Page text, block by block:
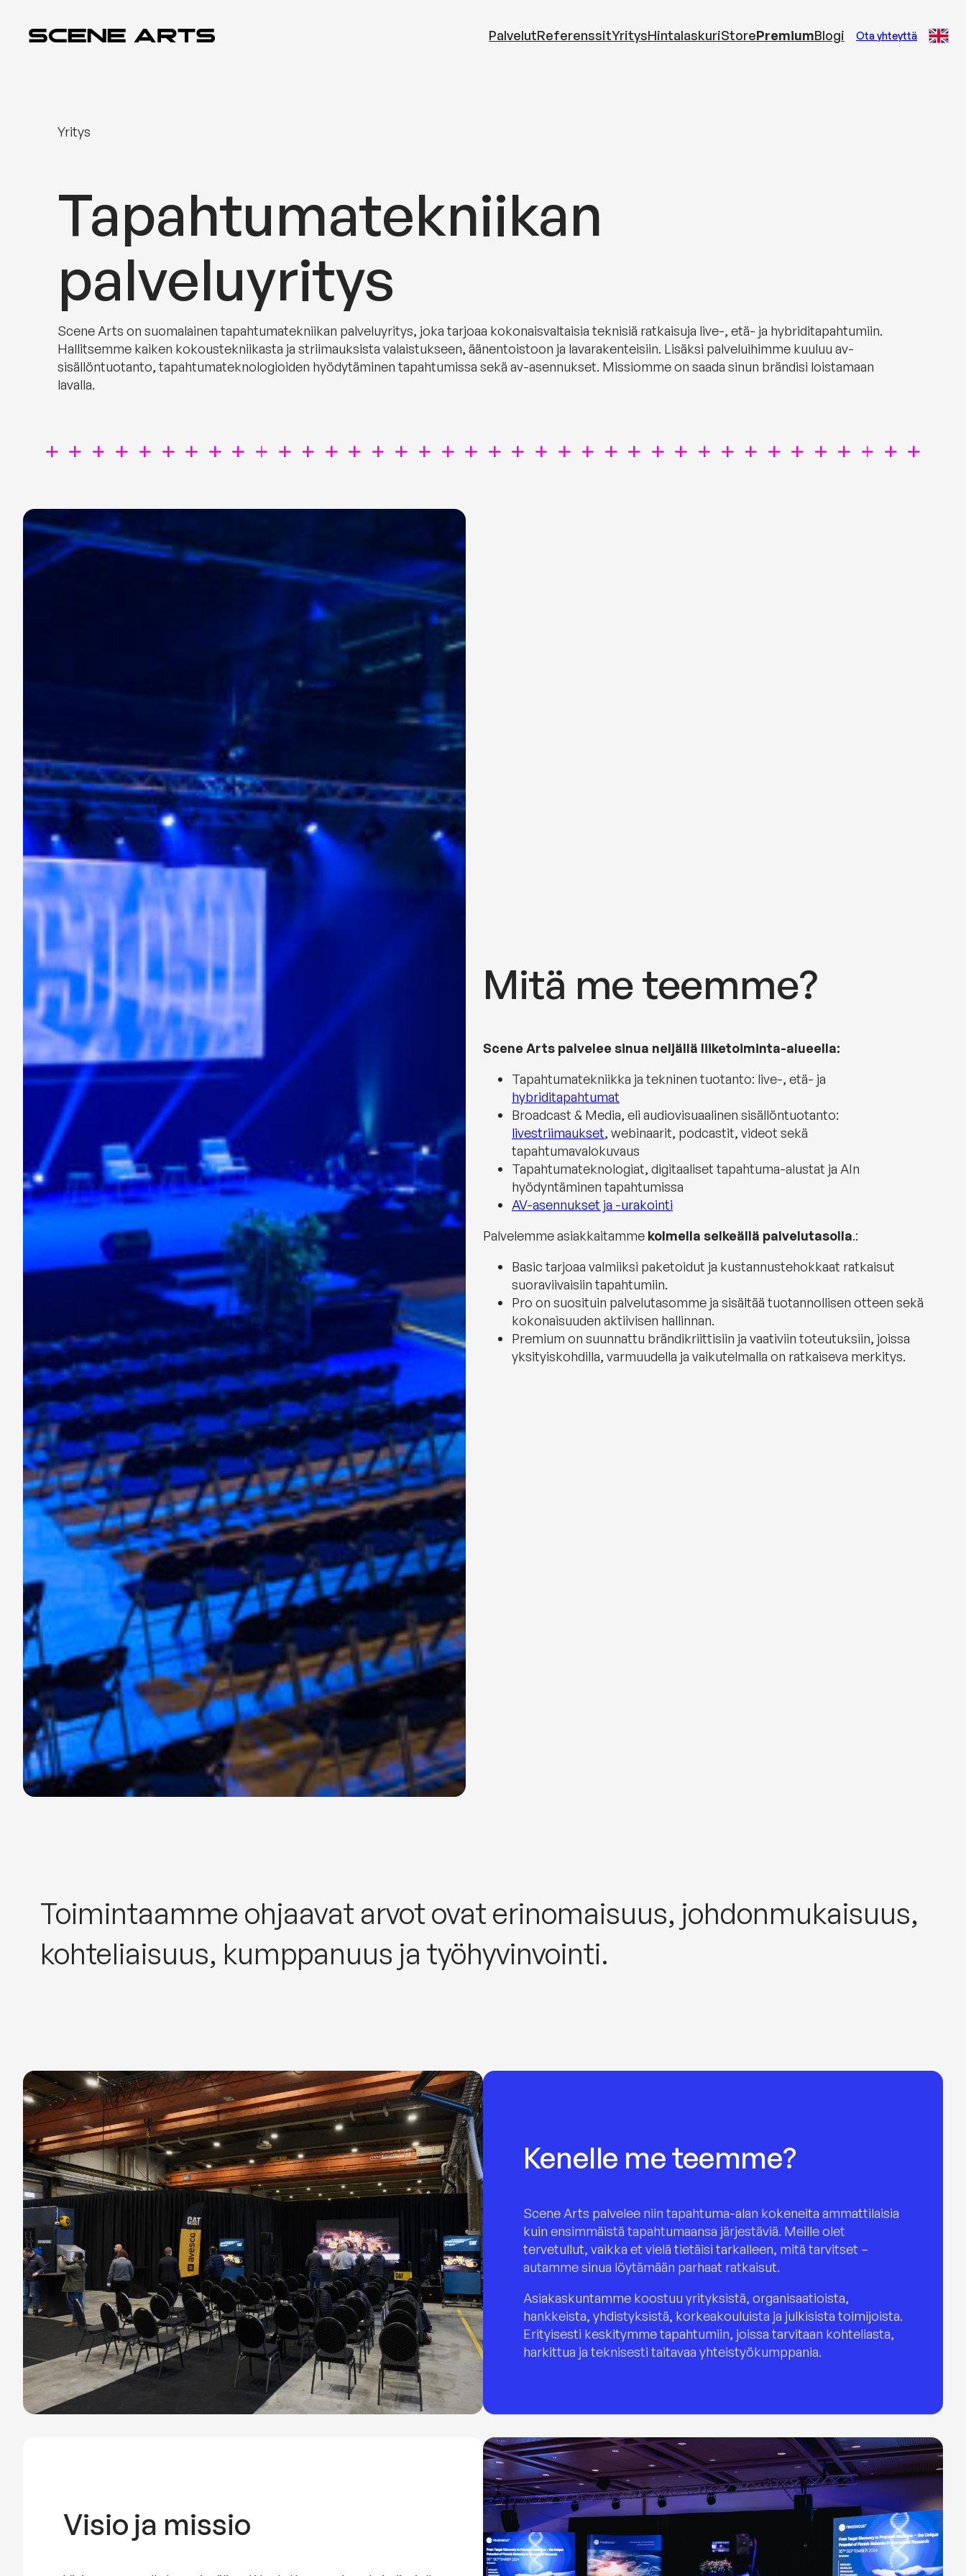
sisältöön
PalvelutReferenssitYritysHintalaskuriStorePremiumBlogi Ota yhteyttä
Yritys
Tapahtumatekniikan
palveluyritys
Scene Arts on suomalainen tapahtumatekniikan palveluyritys, joka tarjoaa kokonaisvaltaisia teknisiä ratkaisuja live-, etä- ja hybriditapahtumiin.
Hallitsemme kaiken kokoustekniikasta ja striimauksista valaistukseen, äänentoistoon ja lavarakenteisiin. Lisäksi palveluihimme kuuluu av-
sisällöntuotanto, tapahtumateknologioiden hyödytäminen tapahtumissa sekä av-asennukset. Missiomme on saada sinun brändisi loistamaan
lavalla.
Mitä me teemme?
Scene Arts palvelee sinua neljällä liiketoiminta-alueella:
Tapahtumatekniikka ja tekninen tuotanto: live-, etä- ja
hybriditapahtumat
Broadcast & Media, eli audiovisuaalinen sisällöntuotanto:
livestriimaukset, webinaarit, podcastit, videot sekä
tapahtumavalokuvaus
Tapahtumateknologiat, digitaaliset tapahtuma-alustat ja AIn
hyödyntäminen tapahtumissa
AV-asennukset ja -urakointi
Palvelemme asiakkaitamme kolmella selkeällä palvelutasolla.:
Basic tarjoaa valmiiksi paketoidut ja kustannustehokkaat ratkaisut
suoraviivaisiin tapahtumiin.
Pro on suosituin palvelutasomme ja sisältää tuotannollisen otteen sekä
kokonaisuuden aktiivisen hallinnan.
Premium on suunnattu brändikriittisiin ja vaativiin toteutuksiin, joissa
yksityiskohdilla, varmuudella ja vaikutelmalla on ratkaiseva merkitys.
Toimintaamme ohjaavat arvot ovat erinomaisuus, johdonmukaisuus,
kohteliaisuus, kumppanuus ja työhyvinvointi.
Kenelle me teemme?
Scene Arts palvelee niin tapahtuma-alan kokeneita ammattilaisia
kuin ensimmäistä tapahtumaansa järjestäviä. Meille olet
tervetullut, vaikka et vielä tietäisi tarkalleen, mitä tarvitset –
autamme sinua löytämään parhaat ratkaisut.
Asiakaskuntamme koostuu yrityksistä, organisaatioista,
hankkeista, yhdistyksistä, korkeakouluista ja julkisista toimijoista.
Erityisesti keskitymme tapahtumiin, joissa tarvitaan kohteliasta,
harkittua ja teknisesti taitavaa yhteistyökumppania.
Visio ja missio